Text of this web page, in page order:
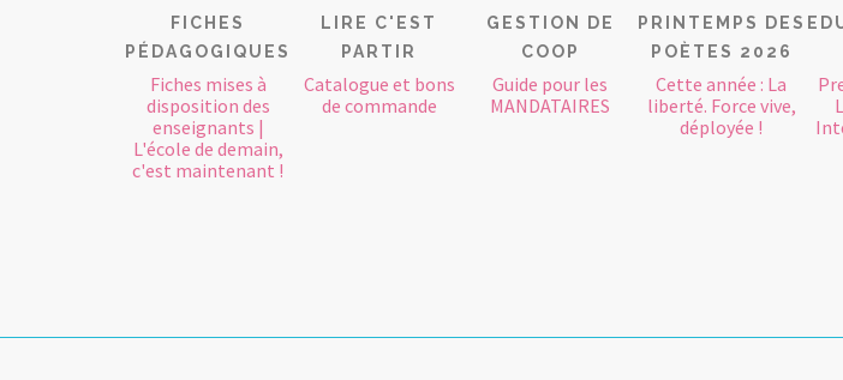
FICHES
PÉDAGOGIQUES
Fiches mises à
disposition des
enseignants |
L'école de demain,
c'est maintenant !
LIRE C'EST
PARTIR
Catalogue et bons
de commande
GESTION DE
COOP
Guide pour les
MANDATAIRES
PRINTEMPS DES
POÈTES 2026
Cette année : La
liberté. Force vive,
déployée !